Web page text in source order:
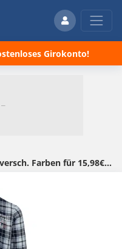
Girokonto!
Farben für 15,98€ (statt 35€)